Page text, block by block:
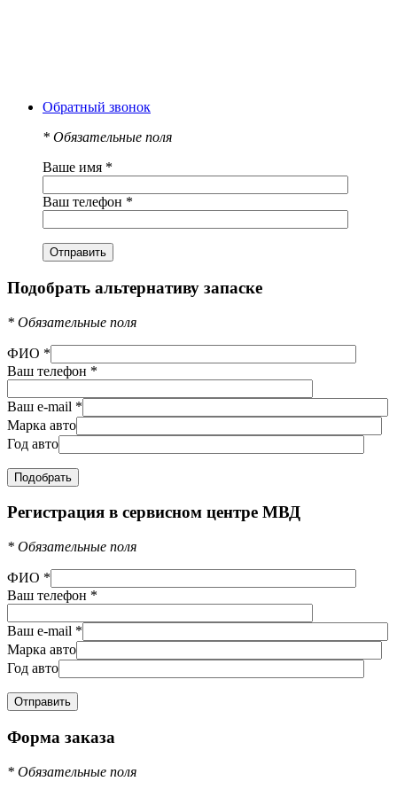
Обратный звонок
* Обязательные поля
Ваше имя *
Ваш телефон *
Подобрать альтернативу запаске
* Обязательные поля
ФИО *
Ваш телефон *
Ваш e-mail *
Марка авто
Год авто
Регистрация в сервисном центре МВД
* Обязательные поля
ФИО *
Ваш телефон *
Ваш e-mail *
Марка авто
Год авто
Форма заказа
* Обязательные поля